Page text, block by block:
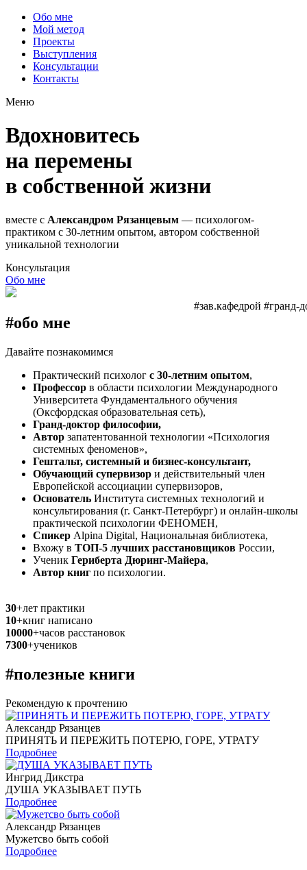
Обо мне
Мой метод
Проекты
Выступления
Консультации
Контакты
Меню
Вдохновитесь
на перемены
в собственной жизни
вместе с Александром Рязанцевым — психологом-
практиком с 30-летним опытом, автором собственной
уникальной технологии
Консультация
Обо мне
#зав.кафедрой #гранд-
#обо мне
Давайте познакомимся
Практический психолог с 30-летним опытом,
Профессор в области психологии Международного
Университета Фундаментального обучения
(Оксфордская образовательная сеть),
Гранд-доктор философии,
Автор запатентованной технологии «Психология
системных феноменов»,
Гештальт, системный и бизнес-консультант,
Обучающий супервизор и действительный член
Европейской ассоциации супервизоров,
Основатель Института системных технологий и
консультирования (г. Санкт-Петербург) и онлайн-школы
практической психологии ФЕНОМЕН,
Спикер Alpina Digital, Национальная библиотека,
Вхожу в ТОП-5 лучших расстановщиков России,
Ученик Гериберта Дюринг-Майера,
Автор книг по психологии.
30+лет практики
10+книг написано
10000+часов расстановок
7300+учеников
#полезные книги
Рекомендую к прочтению
Александр Рязанцев
ПРИНЯТЬ И ПЕРЕЖИТЬ ПОТЕРЮ, ГОРЕ, УТРАТУ
Подробнее
Ингрид Дикстра
ДУША УКАЗЫВАЕТ ПУТЬ
Подробнее
Александр Рязанцев
Мужетсво быть собой
Подробнее